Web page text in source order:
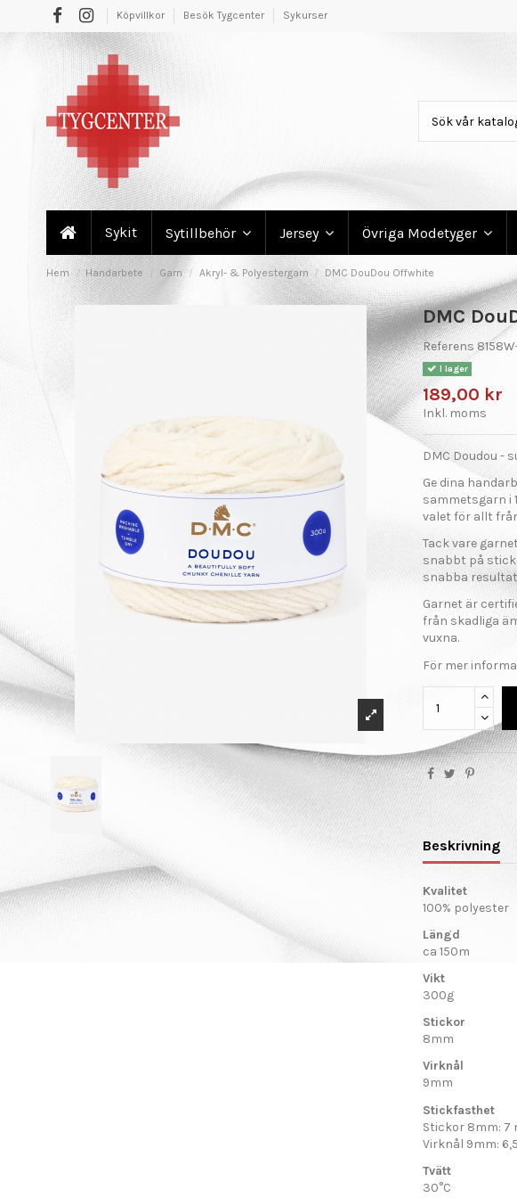
Köpvillkor Besök Tygcenter Sykurser
Sykit Sytillbehör Jersey Övriga Modetyger
Hem Handarbete Garn Akryl- & Polyestergarn DMC DouDou Offwhite
DMC
Referens
I lager
189,00 kr
Inkl. moms
DMC Doudou -
Ge dina
sammetsgarn i
valet för allt
Tack vare
snabbt på
snabba
Garnet är
från skadliga
vuxna.
För mer
Beskrivning
Kvalitet
100% polyester
Längd
ca 150m
Vikt
300g
Stickor
8mm
Virknål
9mm
Stickfasthet
Stickor 8mm: 7
Virknål 9mm:
Tvätt
30°C